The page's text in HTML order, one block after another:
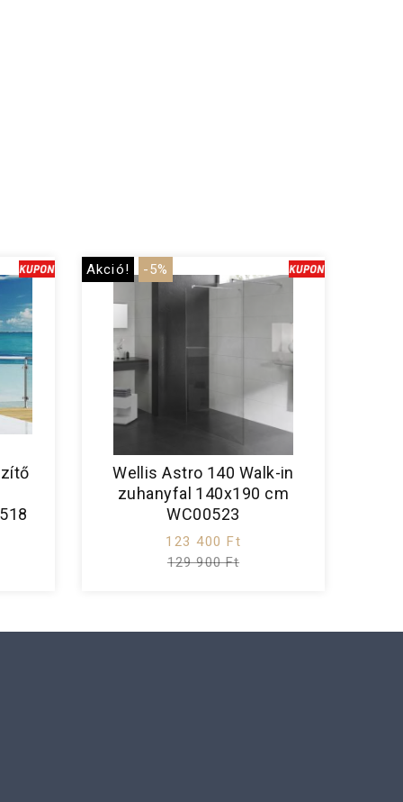
Akció! -5%
Wellis Astro 140 Walk-in
zuhanyfal 140x190 cm
WC00523
123 400 Ft
129 900 Ft